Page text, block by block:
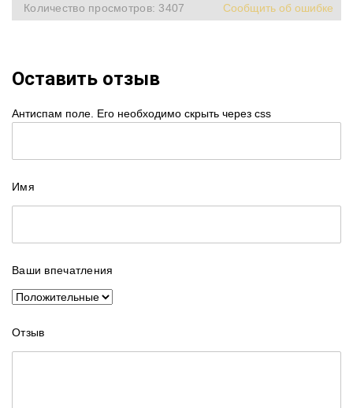
Количество просмотров: 3407 Сообщить об ошибке
Оставить отзыв
Антиспам поле. Его необходимо скрыть через css
Имя
Ваши впечатления
Отзыв